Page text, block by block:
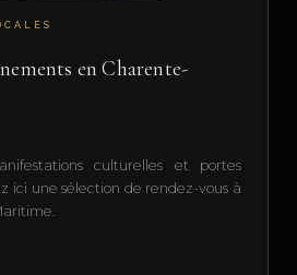
en Charente-
culturelles et portes
ici une sélection de rendez-vous à